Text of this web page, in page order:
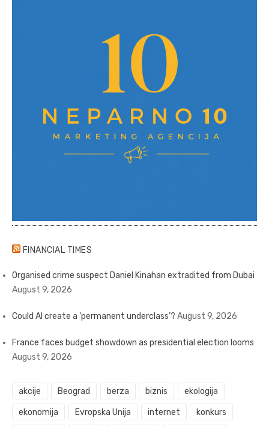
FINANCIAL TIMES
Organised crime suspect Daniel Kinahan extradited from Dubai
August 9, 2026
Could AI create a ‘permanent underclass’? August 9, 2026
France faces budget showdown as presidential election looms
August 9, 2026
akcije Beograd berza biznis ekologija
ekonomija Evropska Unija internet konkurs